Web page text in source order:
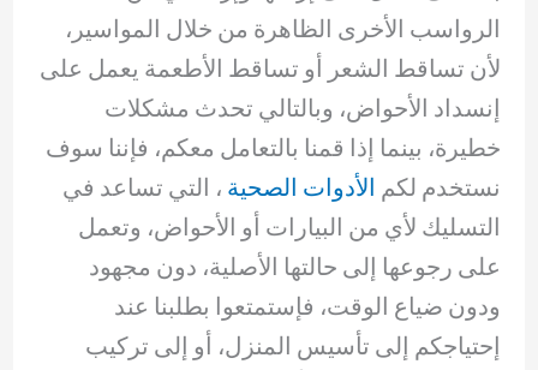
الرواسب الأخرى الظاهرة من خلال المواسير،
لأن تساقط الشعر أو تساقط الأطعمة يعمل على
إنسداد الأحواض، وبالتالي تحدث مشكلات
خطيرة، بينما إذا قمنا بالتعامل معكم، فإننا سوف
نستخدم لكم الأدوات الصحية ، التي تساعد في
التسليك لأي من البيارات أو الأحواض، وتعمل
على رجوعها إلى حالتها الأصلية، دون مجهود
ودون ضياع الوقت، فإستمتعوا بطلبنا عند
إحتياجكم إلى تأسيس المنزل، أو إلى تركيب